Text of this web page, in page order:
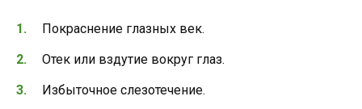
Покраснение глазных век.
Отек или вздутие вокруг глаз.
Избыточное слезотечение.